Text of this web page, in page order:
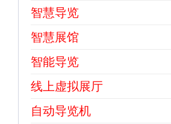
智慧导览
智慧展馆
智能导览
线上虚拟展厅
自动导览机